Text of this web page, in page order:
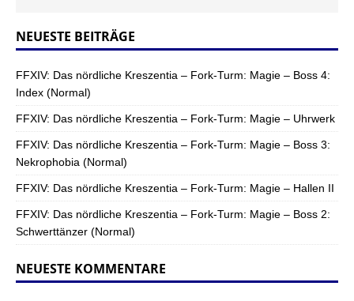
NEUESTE BEITRÄGE
FFXIV: Das nördliche Kreszentia – Fork-Turm: Magie – Boss 4:
Index (Normal)
FFXIV: Das nördliche Kreszentia – Fork-Turm: Magie – Uhrwerk
FFXIV: Das nördliche Kreszentia – Fork-Turm: Magie – Boss 3:
Nekrophobia (Normal)
FFXIV: Das nördliche Kreszentia – Fork-Turm: Magie – Hallen II
FFXIV: Das nördliche Kreszentia – Fork-Turm: Magie – Boss 2:
Schwerttänzer (Normal)
NEUESTE KOMMENTARE